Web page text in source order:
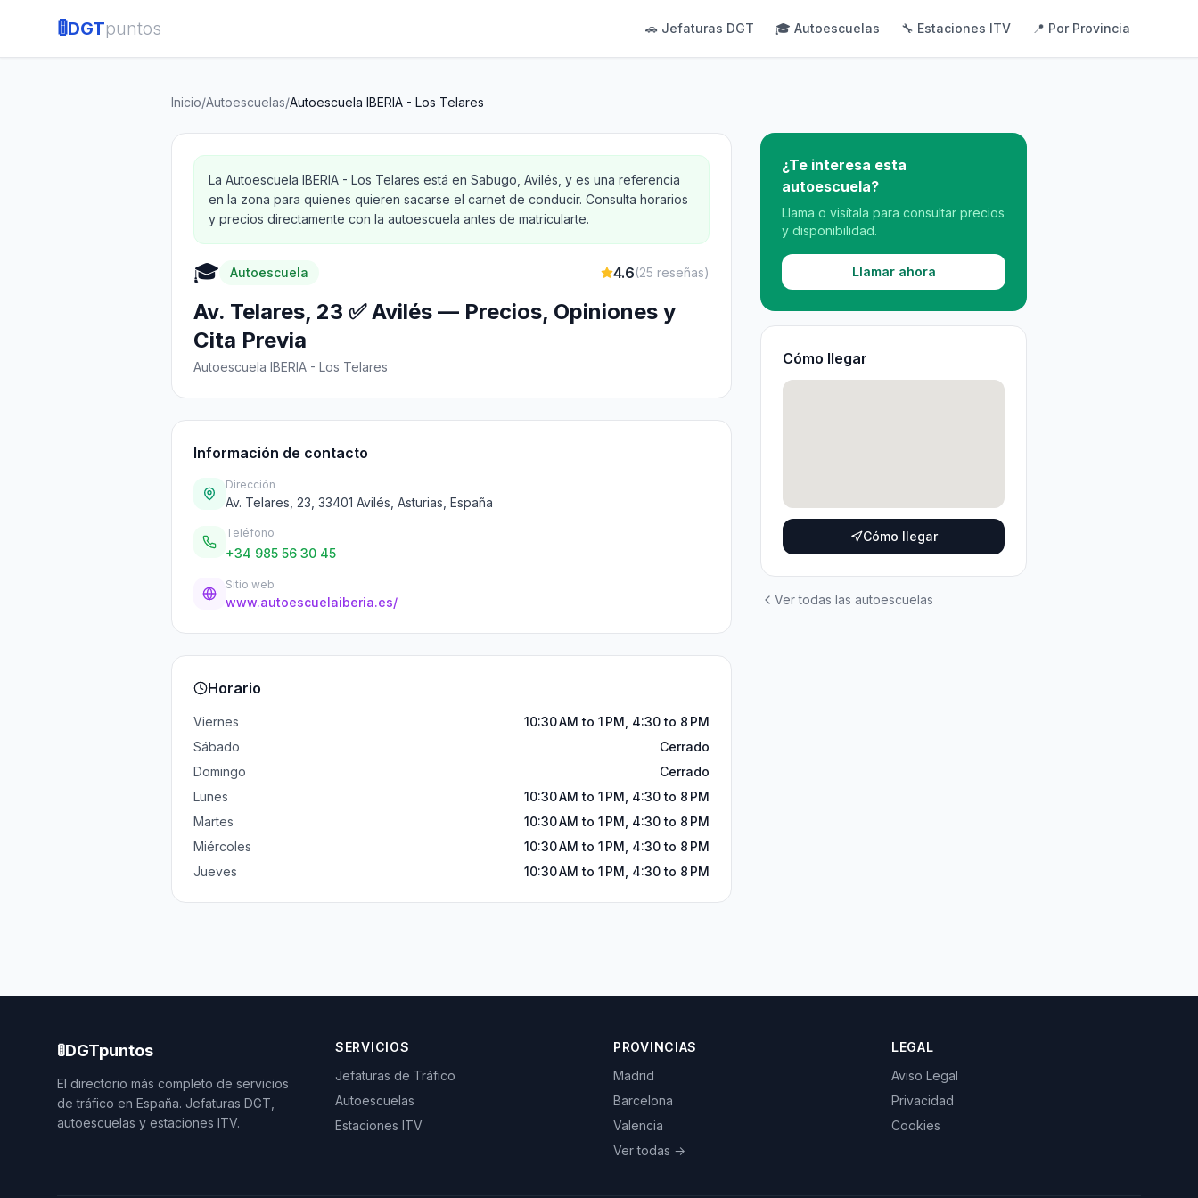
🚦DGTpuntos 🚗 Jefaturas DGT 🎓 Autoescuelas 🔧 Estaciones ITV 📍 Por Provincia
Inicio/Autoescuelas/Autoescuela IBERIA - Los Telares
La Autoescuela IBERIA - Los Telares está en Sabugo, Avilés, y es una referencia
en la zona para quienes quieren sacarse el carnet de conducir. Consulta horarios
y precios directamente con la autoescuela antes de matricularte.
🎓 Autoescuela 4.6(25 reseñas)
Av. Telares, 23 ✅ Avilés — Precios, Opiniones y
Cita Previa
Autoescuela IBERIA - Los Telares
Información de contacto
Dirección
Av. Telares, 23, 33401 Avilés, Asturias, España
Teléfono
+34 985 56 30 45
Sitio web
www.autoescuelaiberia.es/
Horario
Viernes
10:30 AM to 1 PM, 4:30 to 8 PM
Sábado
Cerrado
Domingo
Cerrado
Lunes
10:30 AM to 1 PM, 4:30 to 8 PM
Martes
10:30 AM to 1 PM, 4:30 to 8 PM
Miércoles
10:30 AM to 1 PM, 4:30 to 8 PM
Jueves
10:30 AM to 1 PM, 4:30 to 8 PM
¿Te interesa esta
autoescuela?
Llama o visítala para consultar precios
y disponibilidad.
Llamar ahora
Cómo llegar
Cómo llegar
Ver todas las autoescuelas
🚦DGTpuntos
El directorio más completo de servicios
de tráfico en España. Jefaturas DGT,
autoescuelas y estaciones ITV.
SERVICIOS
Jefaturas de Tráfico
Autoescuelas
Estaciones ITV
PROVINCIAS
Madrid
Barcelona
Valencia
Ver todas →
LEGAL
Aviso Legal
Privacidad
Cookies